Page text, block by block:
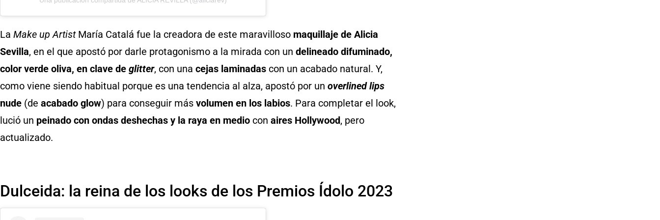
La Make up ArtistMaría Catalá fue la creadora de este maravilloso maquillaje de Alicia
Sevilla, en el que apostó por darle protagonismo a la mirada con un delineado difuminado,
color verde oliva, en clave de glitter, con una cejas laminadas con un acabado natural. Y,
como viene siendo habitual porque es una tendencia al alza, apostó por un overlined lips
nude (de acabado glow) para conseguir más volumen en los labios. Para completar el look,
lució un peinado con ondas deshechas y la raya en medio con aires Hollywood, pero
actualizado.
Dulceida: la reina de los looks de los Premios Ídolo 2023